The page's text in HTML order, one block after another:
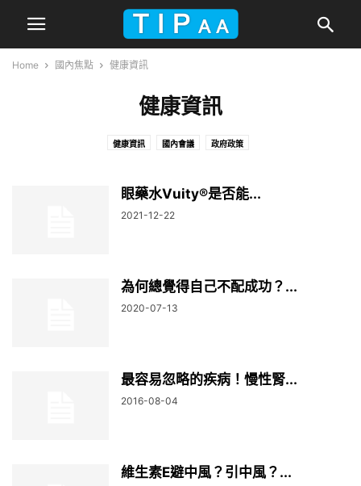
Home 國內焦點 健康資訊
健康資訊
健康資訊 國內會議 政府政策
眼藥水Vuity®是否能...
2021-12-22
為何總覺得自己不配成功？...
2020-07-13
最容易忽略的疾病！慢性腎...
2016-08-04
維生素E避中風？引中風？...